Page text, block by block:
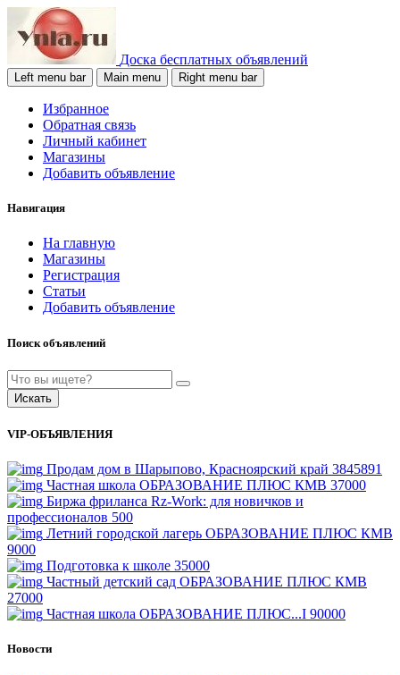
Доска бесплатных объявлений
Left menu bar Main menu Right menu bar
Избранное
Обратная связь
Личный кабинет
Магазины
Добавить объявление
Навигация
На главную
Магазины
Регистрация
Статьи
Добавить объявление
Поиск объявлений
Искать
VIP-ОБЪЯВЛЕНИЯ
Продам дом в Шарыпово, Красноярский край 3845891
Частная школа ОБРАЗОВАНИЕ ПЛЮС КМВ 37000
Биржа фриланса Rz-Work: для новичков и
профессионалов 500
Летний городской лагерь ОБРАЗОВАНИЕ ПЛЮС КМВ
9000
Подготовка к школе 35000
Частный детский сад ОБРАЗОВАНИЕ ПЛЮС КМВ
27000
Частная школа ОБРАЗОВАНИЕ ПЛЮС...I 90000
Новости